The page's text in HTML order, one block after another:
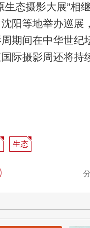
生态摄影大展”相
阳等地举办巡展
期间在中华世纪
际摄影周还将持
生态